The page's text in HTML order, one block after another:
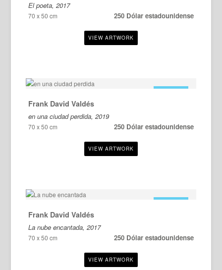
El poeta, 2017
70 x 50 cm 250 Dólar estadounidense
Frank David Valdés
en una ciudad perdida, 2019
70 x 50 cm 250 Dólar estadounidense
Frank David Valdés
La nube encantada, 2017
70 x 50 cm 250 Dólar estadounidense